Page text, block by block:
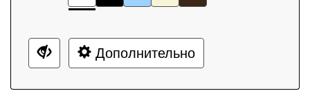
Дополнительно